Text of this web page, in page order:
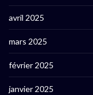
avril 2025
mars 2025
février 2025
janvier 2025